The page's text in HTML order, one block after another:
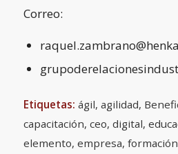
Correo:
Etiquetas: ágil, agilidad,
capacitación, ceo, digital,
elemento, empresa, formación